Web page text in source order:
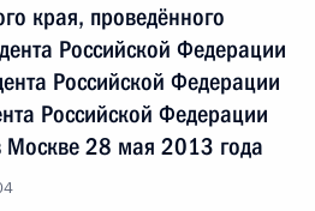
края, проведённого
Российской Федерации
Российской Федерации
Российской Федерации
Москве 28 мая 2013 года